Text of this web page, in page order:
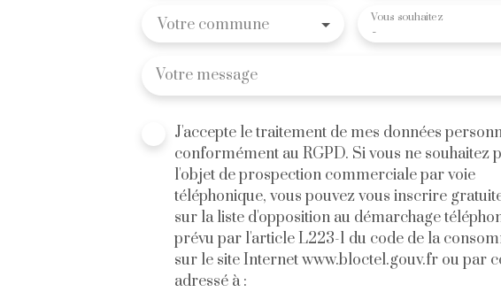
Votre commune -
Vous souhaitez
Votre message
J'accepte le traitement de mes données
conformément au RGPD. Si vous ne souhaitez
l'objet de prospection commerciale par voie
téléphonique, vous pouvez vous inscrire
sur la liste d'opposition au démarchage
prévu par l'article L223-1 du code de la
sur le site Internet www.bloctel.gouv.fr ou par
adressé à :